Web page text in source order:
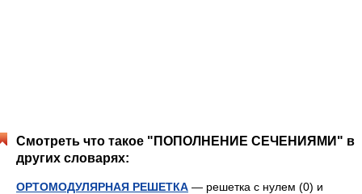
Смотреть что такое "ПОПОЛНЕНИЕ СЕЧЕНИЯМИ" в
других словарях:
ОРТОМОДУЛЯРНАЯ РЕШЕТКА — решетка с нулем (0) и